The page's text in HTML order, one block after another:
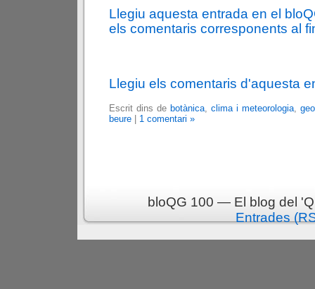
Llegiu aquesta entrada en el
els comentaris corresponents al
Llegiu els comentaris d'aquesta
Escrit dins de botànica, clima i meteorologia,
beure
1 comentari »
bloQG 100 — El blog del
Entrades